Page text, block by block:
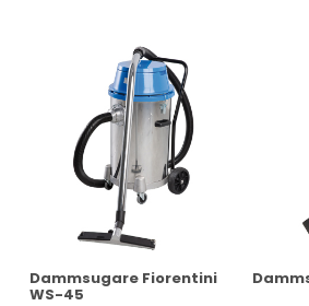
Dammsugare Fiorentini
WS-45